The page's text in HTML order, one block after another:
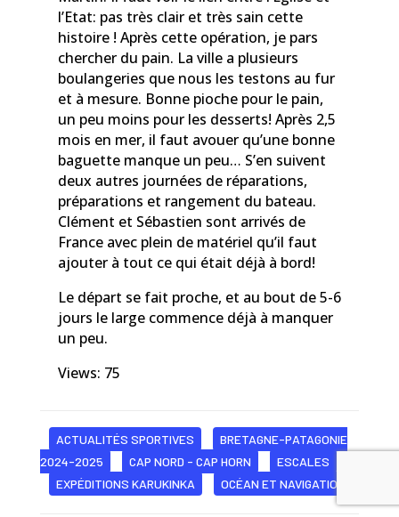
l’Etat: pas très clair et très sain cette
histoire ! Après cette opération, je pars
chercher du pain. La ville a plusieurs
boulangeries que nous les testons au fur
et à mesure. Bonne pioche pour le pain,
un peu moins pour les desserts! Après 2,5
mois en mer, il faut avouer qu’une bonne
baguette manque un peu… S’en suivent
deux autres journées de réparations,
préparations et rangement du bateau.
Clément et Sébastien sont arrivés de
France avec plein de matériel qu’il faut
ajouter à tout ce qui était déjà à bord!
Le départ se fait proche, et au bout de 5-6
jours le large commence déjà à manquer
un peu.
Views: 75
ACTUALITÉS SPORTIVES
BRETAGNE-PATAGONIE
2024-2025
CAP NORD - CAP HORN
ESCALES
EXPÉDITIONS KARUKINKA
OCÉAN ET NAVIGATION